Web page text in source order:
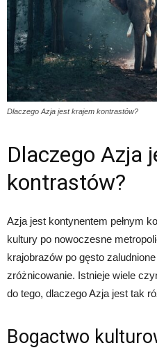
Dlaczego Azja jest krajem kontrastów?
Dlaczego Azja
kontrastów?
Azja jest kontynentem pełnym
kultury po nowoczesne
krajobrazów po gęsto
zróżnicowanie. Istnieje wiele
do tego, dlaczego Azja jest tak
Bogactwo